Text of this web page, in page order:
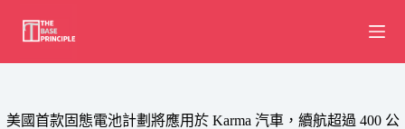
content
美國首款固態電池計劃將應用於 Karma 汽車，續航超過 400 公